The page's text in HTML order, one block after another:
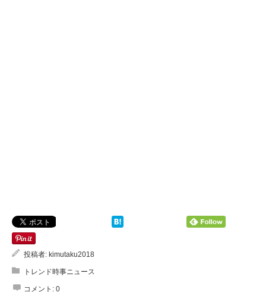
投稿者: kimutaku2018
トレンド時事ニュース
コメント: 0